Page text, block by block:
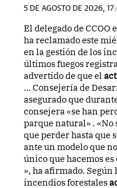
5 DE AGOSTO DE 2026,
El delegado de
ha reclamado este
en la gestión de los
últimos fuegos
advertido de que el
... Consejería de
asegurado que
consejera «se han
parque natural» . «No
que perder hasta que
ante un modelo que
único que hacemos
», ha afirmado.
incendios forestales